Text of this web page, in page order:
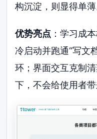
构沉淀，则显得单薄
优势亮点 ：学习成
冷启动并跑通“写文
环；界面交互克制
下，不会给使用者